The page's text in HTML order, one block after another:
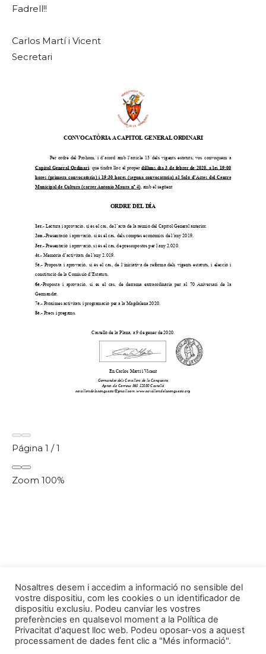
Fadrell!!
Carlos Martí i Vicent
Secretari
Página 1 /1
Zoom 100%
Nosaltres desem i accedim a informació no sensible del
vostre dispositiu, com les cookies o un identificador de
dispositiu exclusiu. Podeu canviar les vostres
preferències en qualsevol moment a la Política de
Privacitat d'aquest lloc web. Podeu oposar-vos a aquest
processament de dades fent clic a "Més informació".